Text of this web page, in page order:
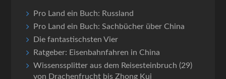
Pro Land ein Buch: Russland
Pro Land ein Buch: Sachbücher über China
Die fantastischsten Vier
Ratgeber: Eisenbahnfahren in China
Wissenssplitter aus dem Reisesteinbruch (29)
von Drachenfrucht bis Zhong Kui